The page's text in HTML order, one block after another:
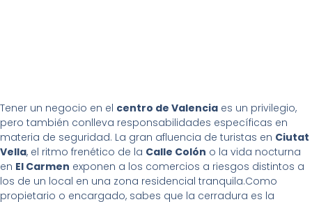
Tener un negocio en el centro de Valencia es un privilegio,
pero también conlleva responsabilidades específicas en
materia de seguridad. La gran afluencia de turistas en Ciutat
Vella, el ritmo frenético de la Calle Colón o la vida nocturna
en El Carmen exponen a los comercios a riesgos distintos a
los de un local en una zona residencial tranquila.Como
propietario o encargado, sabes que la cerradura es la